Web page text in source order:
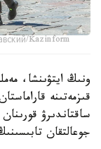
Kazinform
ونىڭ ايتۋىنشا،
قىزمەتىنە
ساقتاندىرۋ قورىنان
جوعالتقان